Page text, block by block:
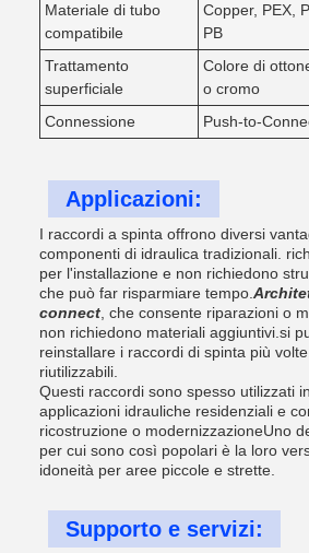
Materiale di tubo
compatibile
Copper, PEX,
PB
Trattamento
superficiale
Colore di
o cromo
Connessione
Push-to-
Applicazioni:
I raccordi a spinta offrono diversi
componenti di idraulica tradizionali.
per l'installazione e non richiedono
che può far risparmiare tempo.
connect , che consente riparazioni o
non richiedono materiali aggiuntivi.si
reinstallare i raccordi di spinta più
riutilizzabili.
Questi raccordi sono spesso utilizzati
applicazioni idrauliche residenziali e
ricostruzione o modernizzazioneUno
per cui sono così popolari è la loro
idoneità per aree piccole e strette.
Supporto e servizi: